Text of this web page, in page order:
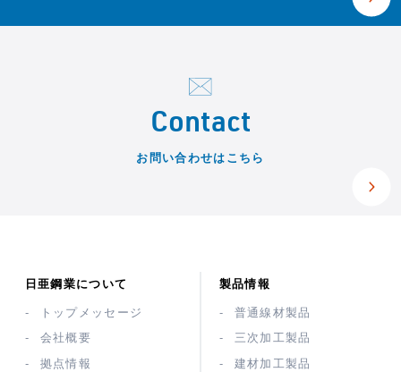
Contact
お問い合わせはこちら
日亜鋼業について
トップメッセージ
会社概要
拠点情報
製品情報
普通線材製品
三次加工製品
建材加工製品